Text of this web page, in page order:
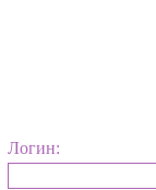
Логин: